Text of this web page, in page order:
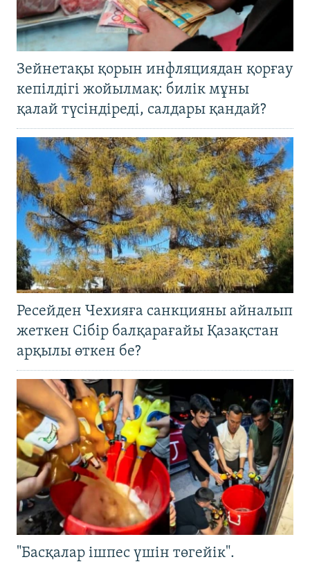
Зейнетақы қорын инфляциядан қорғау
кепілдігі жойылмақ: билік мұны
қалай түсіндіреді, салдары қандай?
Ресейден Чехияға санкцияны айналып
жеткен Сібір балқарағайы Қазақстан
арқылы өткен бе?
"Басқалар ішпес үшін төгейік".